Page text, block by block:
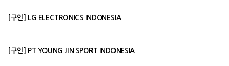
[구인] LG ELECTRONICS INDONESIA
[구인] PT YOUNG JIN SPORT INDONESIA